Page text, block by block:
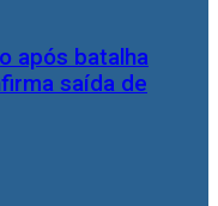
após batalha
saída de